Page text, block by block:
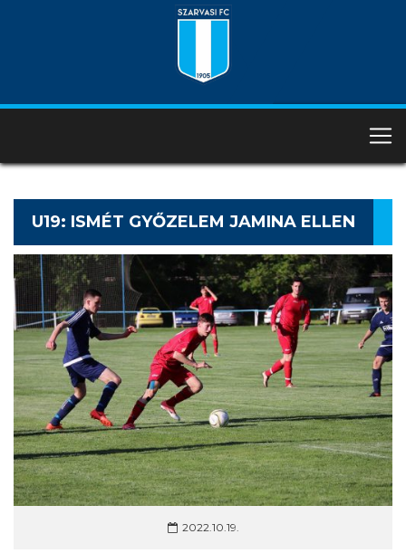
U19: ISMÉT GYŐZELEM JAMINA ELLEN
2022.10.19.